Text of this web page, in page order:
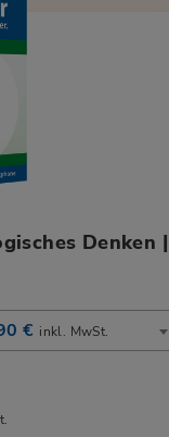
Denken |
€ inkl. MwSt.